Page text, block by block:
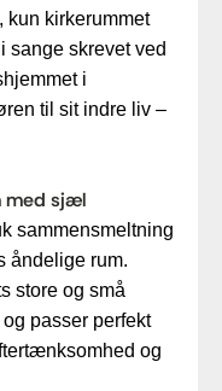
kun kirkerummet
sange skrevet ved
i
til sit indre liv –
med sjæl
sammensmeltning
åndelige rum.
store og små
passer perfekt
og